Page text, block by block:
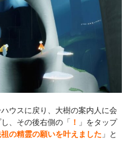
ウスに戻り、大樹の案内人に会
、その後右側の「 ！ 」をタップ
の精霊の願いを叶えました 」と